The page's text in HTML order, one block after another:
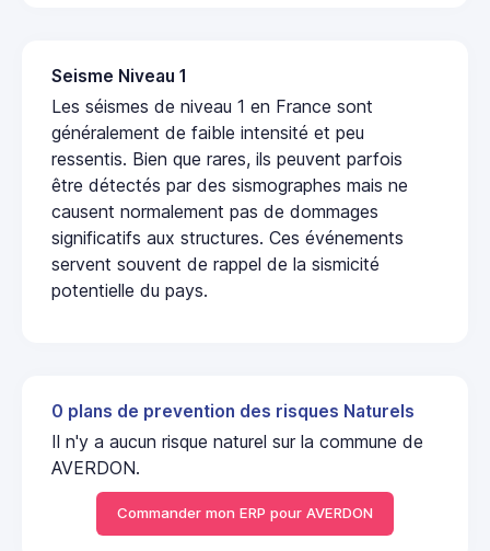
Seisme Niveau 1
Les séismes de niveau 1 en France sont
généralement de faible intensité et peu
ressentis. Bien que rares, ils peuvent parfois
être détectés par des sismographes mais ne
causent normalement pas de dommages
significatifs aux structures. Ces événements
servent souvent de rappel de la sismicité
potentielle du pays.
0 plans de prevention des risques Naturels
Il n'y a aucun risque naturel sur la commune de
AVERDON.
Commander mon ERP pour AVERDON